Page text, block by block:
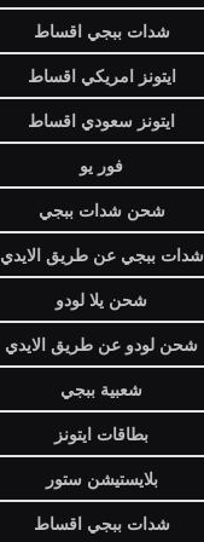
شدات ببجي اقساط
ايتونز امريكي اقساط
ايتونز سعودي اقساط
فور يو
شحن شدات ببجي
شدات ببجي عن طريق الايدي
شحن يلا لودو
شحن لودو عن طريق الايدي
شعبية ببجي
بطاقات ايتونز
بلايستيشن ستور
شدات ببجي اقساط